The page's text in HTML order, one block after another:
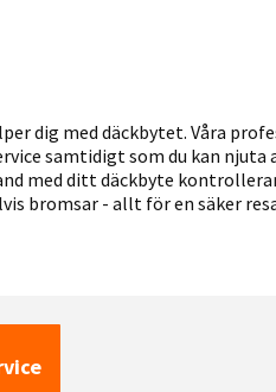
dig med däckbytet. Våra
samtidigt som du kan njuta
med ditt däckbyte
bromsar - allt för en säker